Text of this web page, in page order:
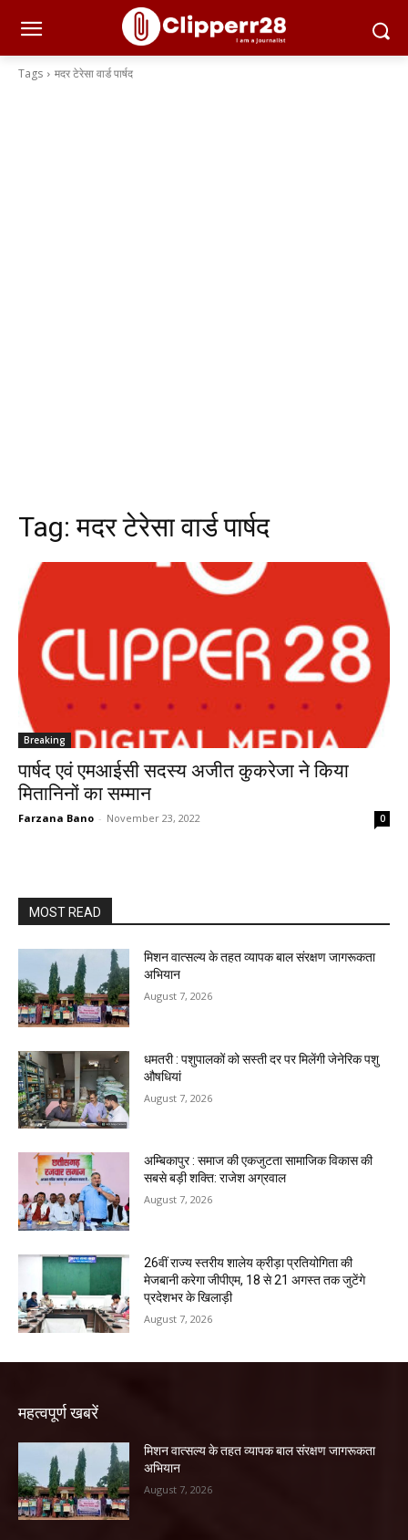
Tags मदर टेरेसा वार्ड पार्षद
Tag:मदर टेरेसा वार्ड पार्षद
Breaking
पार्षद एवं एमआईसी सदस्य अजीत कुकरेजा ने किया
मितानिनों का सम्मान
Farzana Bano - November 23, 2022 0
MOST READ
मिशन वात्सल्य के तहत व्यापक बाल संरक्षण जागरूकता
अभियान
August 7, 2026
धमतरी : पशुपालकों को सस्ती दर पर मिलेंगी जेनेरिक पशु
औषधियां
August 7, 2026
अम्बिकापुर : समाज की एकजुटता सामाजिक विकास की
सबसे बड़ी शक्ति: राजेश अग्रवाल
August 7, 2026
26वीं राज्य स्तरीय शालेय क्रीड़ा प्रतियोगिता की
मेजबानी करेगा जीपीएम, 18 से 21 अगस्त तक जुटेंगे
प्रदेशभर के खिलाड़ी
August 7, 2026
महत्वपूर्ण खबरें
मिशन वात्सल्य के तहत व्यापक बाल संरक्षण जागरूकता
अभियान
August 7, 2026